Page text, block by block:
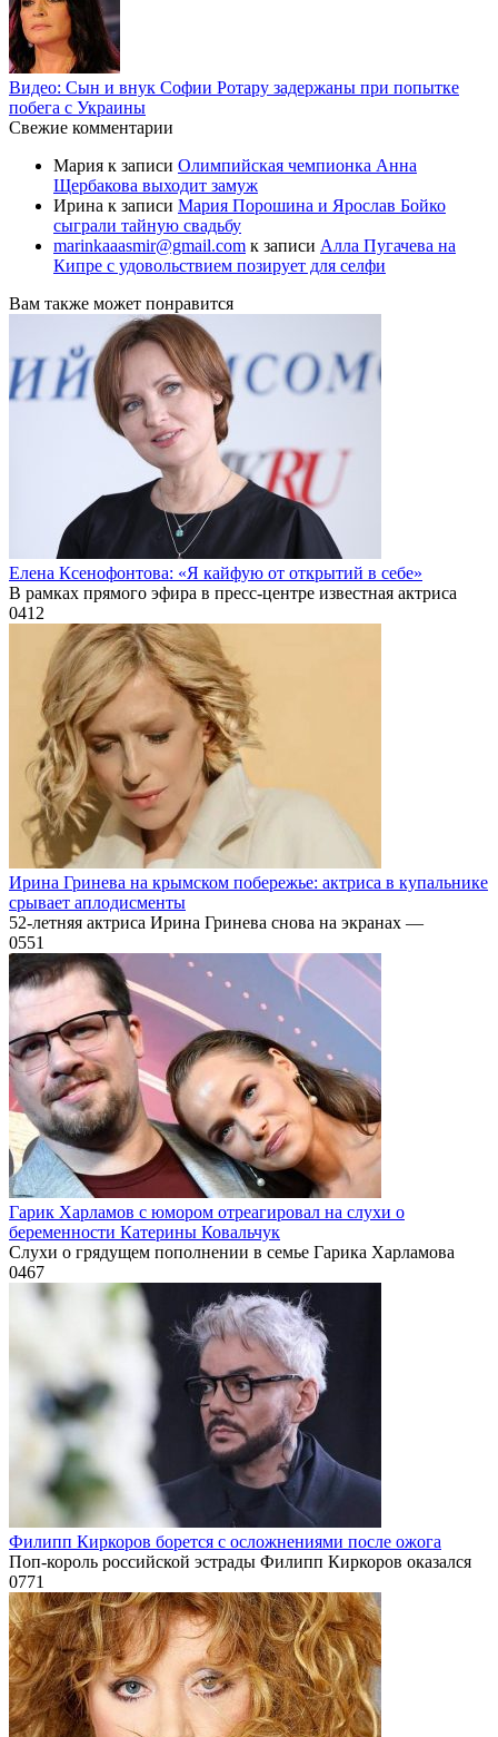
Видео: Сын и внук Софии Ротару задержаны при попытке
побега с Украины
Свежие комментарии
Мария к записи Олимпийская чемпионка Анна
Щербакова выходит замуж
Ирина к записи Мария Порошина и Ярослав Бойко
сыграли тайную свадьбу
marinkaaasmir@gmail.com к записи Алла Пугачева на
Кипре с удовольствием позирует для селфи
Вам также может понравится
Елена Ксенофонтова: «Я кайфую от открытий в себе»
В рамках прямого эфира в пресс-центре известная актриса
0412
Ирина Гринева на крымском побережье: актриса в купальнике
срывает аплодисменты
52-летняя актриса Ирина Гринева снова на экранах —
0551
Гарик Харламов с юмором отреагировал на слухи о
беременности Катерины Ковальчук
Слухи о грядущем пополнении в семье Гарика Харламова
0467
Филипп Киркоров борется с осложнениями после ожога
Поп-король российской эстрады Филипп Киркоров оказался
0771